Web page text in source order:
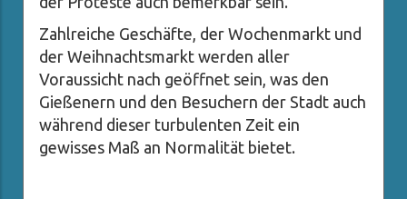
Zahlreiche Geschäfte, der Wochenmarkt und
der Weihnachtsmarkt werden aller
Voraussicht nach geöffnet sein, was den
Gießenern und den Besuchern der Stadt auch
während dieser turbulenten Zeit ein
gewisses Maß an Normalität bietet.